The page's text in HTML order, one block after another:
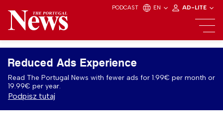
PODCAST EN AD-LITE
Reduced Ads Experience
Read The Portugal News with fewer ads for 1.99€ per month or
19.99€ per year.
Podpisz tutaj